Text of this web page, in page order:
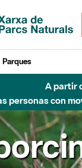
Parques
A partir
personas con